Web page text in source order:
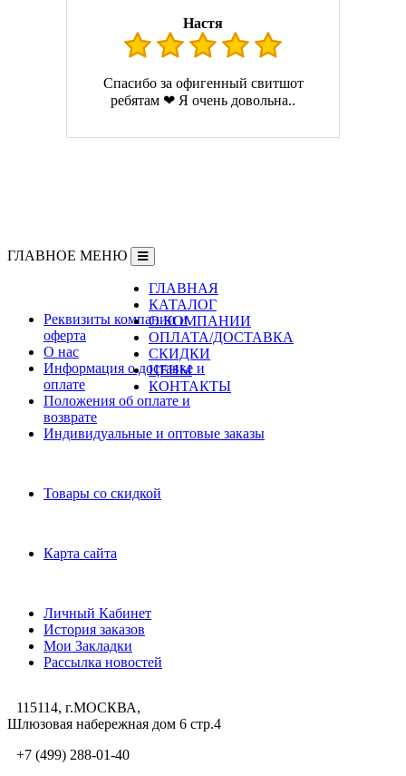
Настя
Спасибо за офигенный свитшот
ребятам ❤ Я очень довольна..
ГЛАВНОЕ МЕНЮ
ГЛАВНАЯ
КАТАЛОГ
О КОМПАНИИ
ОПЛАТА/ДОСТАВКА
СКИДКИ
ЦЕНЫ
КОНТАКТЫ
Реквизиты компании и
оферта
О нас
Информация о доставке и
оплате
Положения об оплате и
возврате
Индивидуальные и оптовые заказы
Товары со скидкой
Карта сайта
Личный Кабинет
История заказов
Мои Закладки
Рассылка новостей
115114, г.МОСКВА,
Шлюзовая набережная дом 6 стр.4
+7 (499) 288-01-40